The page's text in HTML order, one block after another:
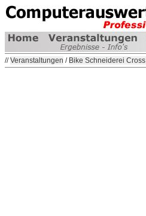
//Veranstaltungen / Bike Schneiderei